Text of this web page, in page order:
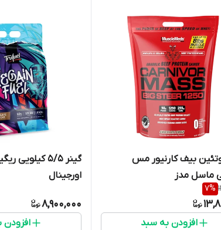
بیف کارنیور مس
7%
افزودن به سبد
گینر ۵/۵
اورجینال
8,900,000